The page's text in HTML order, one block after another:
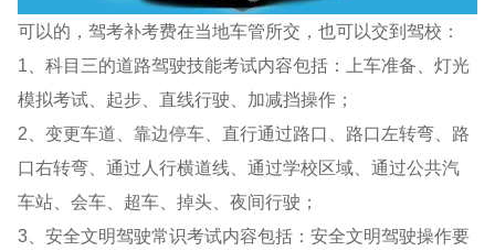
可以的，驾考补考费在当地车管所交，也可以交到驾校：
1、科目三的道路驾驶技能考试内容包括：上车准备、灯光
模拟考试、起步、直线行驶、加减挡操作；
2、变更车道、靠边停车、直行通过路口、路口左转弯、路
口右转弯、通过人行横道线、通过学校区域、通过公共汽
车站、会车、超车、掉头、夜间行驶；
3、安全文明驾驶常识考试内容包括：安全文明驾驶操作要